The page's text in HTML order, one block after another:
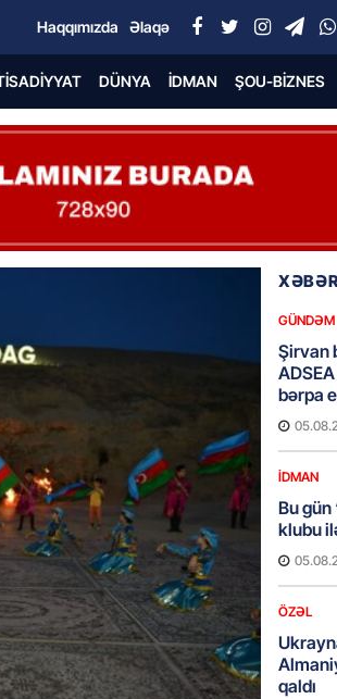
Haqqımızda Əlaqə
DÜNYA İDMAN ŞOU-BIZNES
GÜNDƏM
Şirvan
bərpa
İDMAN
Bu gün
klubu
ÖZƏL
qaldı